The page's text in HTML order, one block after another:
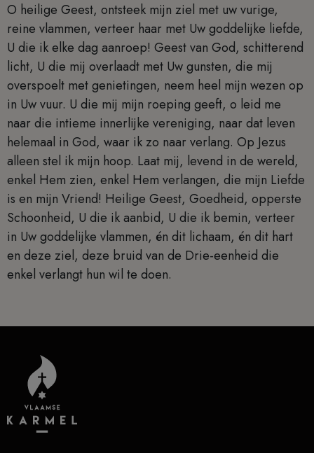
O heilige Geest, ontsteek mijn ziel met uw vurige,
reine vlammen, verteer haar met Uw goddelijke liefde,
U die ik elke dag aanroep! Geest van God, schitterend
licht, U die mij overlaadt met Uw gunsten, die mij
overspoelt met genietingen, neem heel mijn wezen op
in Uw vuur. U die mij mijn roeping geeft, o leid me
naar die intieme innerlijke vereniging, naar dat leven
helemaal in God, waar ik zo naar verlang. Op Jezus
alleen stel ik mijn hoop. Laat mij, levend in de wereld,
enkel Hem zien, enkel Hem verlangen, die mijn Liefde
is en mijn Vriend! Heilige Geest, Goedheid, opperste
Schoonheid, U die ik aanbid, U die ik bemin, verteer
in Uw goddelijke vlammen, én dit lichaam, én dit hart
en deze ziel, deze bruid van de Drie-eenheid die
enkel verlangt hun wil te doen.